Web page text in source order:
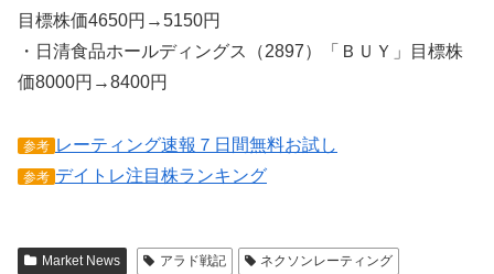
目標株価4650円→5150円
・日清食品ホールディングス（2897）「ＢＵＹ」目標株
価8000円→8400円
参考 レーティング速報７日間無料お試し
参考 デイトレ注目株ランキング
Market News アラド戦記 ネクソンレーティング